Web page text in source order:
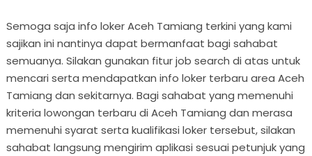
Semoga saja info loker Aceh Tamiang terkini yang kami
sajikan ini nantinya dapat bermanfaat bagi sahabat
semuanya. Silakan gunakan fitur job search di atas untuk
mencari serta mendapatkan info loker terbaru area Aceh
Tamiang dan sekitarnya. Bagi sahabat yang memenuhi
kriteria lowongan terbaru di Aceh Tamiang dan merasa
memenuhi syarat serta kualifikasi loker tersebut, silakan
sahabat langsung mengirim aplikasi sesuai petunjuk yang